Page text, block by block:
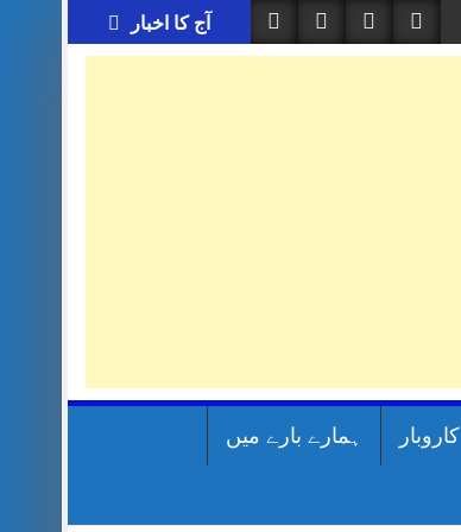
آج کا اخبار
کاروبار ہمارے بارے میں